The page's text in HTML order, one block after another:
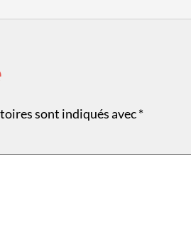
sont indiqués avec*